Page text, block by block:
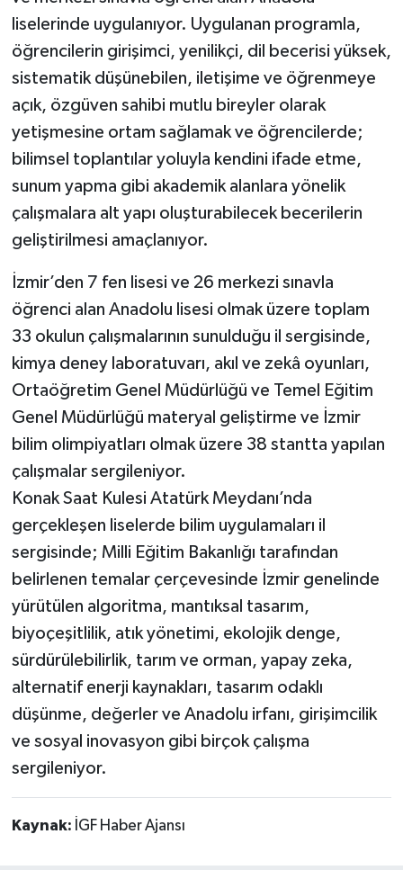
liselerinde uygulanıyor. Uygulanan programla,
öğrencilerin girişimci, yenilikçi, dil becerisi yüksek,
sistematik düşünebilen, iletişime ve öğrenmeye
açık, özgüven sahibi mutlu bireyler olarak
yetişmesine ortam sağlamak ve öğrencilerde;
bilimsel toplantılar yoluyla kendini ifade etme,
sunum yapma gibi akademik alanlara yönelik
çalışmalara alt yapı oluşturabilecek becerilerin
geliştirilmesi amaçlanıyor.
İzmir’den 7 fen lisesi ve 26 merkezi sınavla
öğrenci alan Anadolu lisesi olmak üzere toplam
33 okulun çalışmalarının sunulduğu il sergisinde,
kimya deney laboratuvarı, akıl ve zekâ oyunları,
Ortaöğretim Genel Müdürlüğü ve Temel Eğitim
Genel Müdürlüğü materyal geliştirme ve İzmir
bilim olimpiyatları olmak üzere 38 stantta yapılan
çalışmalar sergileniyor.
Konak Saat Kulesi Atatürk Meydanı’nda
gerçekleşen liselerde bilim uygulamaları il
sergisinde; Milli Eğitim Bakanlığı tarafından
belirlenen temalar çerçevesinde İzmir genelinde
yürütülen algoritma, mantıksal tasarım,
biyoçeşitlilik, atık yönetimi, ekolojik denge,
sürdürülebilirlik, tarım ve orman, yapay zeka,
alternatif enerji kaynakları, tasarım odaklı
düşünme, değerler ve Anadolu irfanı, girişimcilik
ve sosyal inovasyon gibi birçok çalışma
sergileniyor.
Kaynak: İGF Haber Ajansı